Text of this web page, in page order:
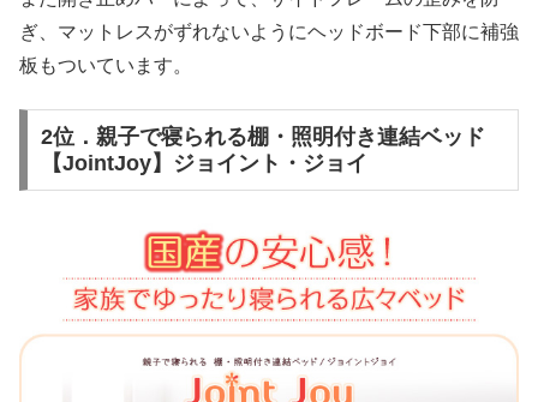
ぎ、マットレスがずれないようにヘッドボード下部に補強
板もついています。
2位．親子で寝られる棚・照明付き連結ベッド
【JointJoy】ジョイント・ジョイ